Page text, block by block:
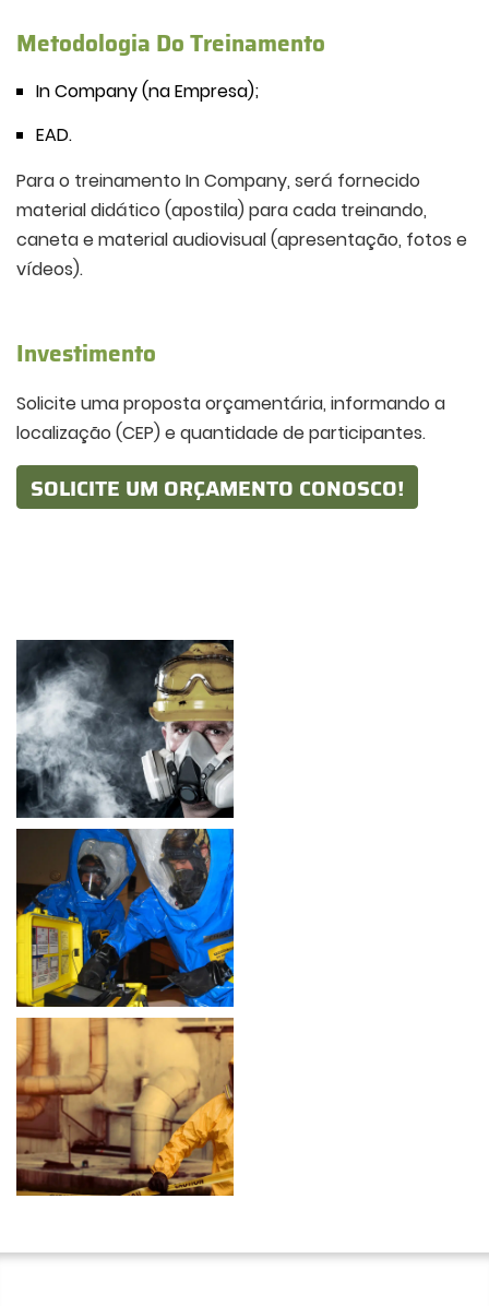
Metodologia Do Treinamento
In Company (na Empresa);
EAD.
Para o treinamento In Company, será fornecido
material didático (apostila) para cada treinando,
caneta e material audiovisual (apresentação, fotos e
vídeos).
Investimento
Solicite uma proposta orçamentária, informando a
localização (CEP) e quantidade de participantes.
SOLICITE UM ORÇAMENTO CONOSCO!